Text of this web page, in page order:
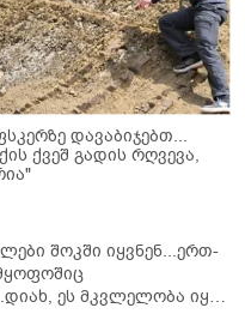
დავაბიჯებთ...
ქვეშ გადის რღვევა,
შოკში იყვნენ...ერთ-
ეს მკვლელობა იყო"
ტრაგედიის